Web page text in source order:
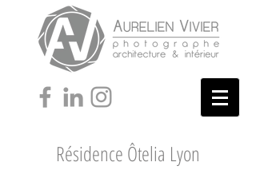
Résidence Ôtelia Lyon